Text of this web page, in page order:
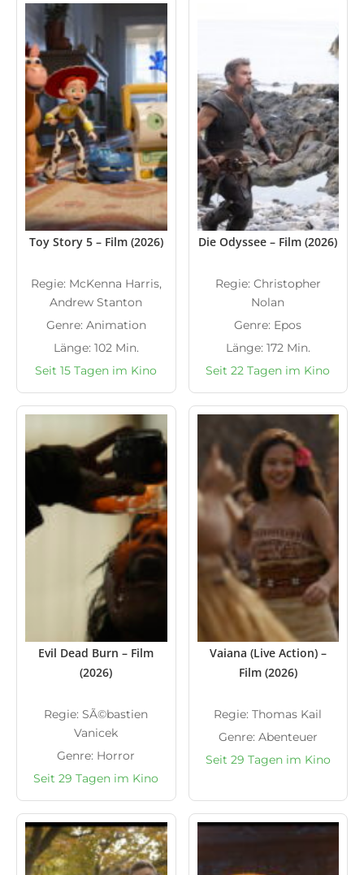
Toy Story 5 – Film (2026)
Regie: McKenna Harris,
Andrew Stanton
Genre: Animation
Länge: 102 Min.
Seit 15 Tagen im Kino
Die Odyssee – Film (2026)
Regie: Christopher
Nolan
Genre: Epos
Länge: 172 Min.
Seit 22 Tagen im Kino
Evil Dead Burn – Film
(2026)
Regie: SÃ©bastien
Vanicek
Genre: Horror
Seit 29 Tagen im Kino
Vaiana (Live Action) –
Film (2026)
Regie: Thomas Kail
Genre: Abenteuer
Seit 29 Tagen im Kino